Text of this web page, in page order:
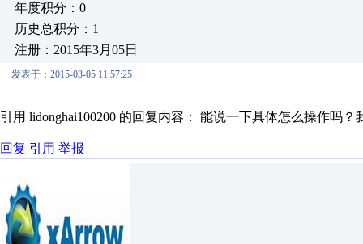
年度积分：0
历史总积分：1
注册：2015年3月05日
发表于：2015-03-05 11:57:25
引用 lidonghai100200 的回复内容： 能说一下具体怎么操作吗？
回复 引用 举报